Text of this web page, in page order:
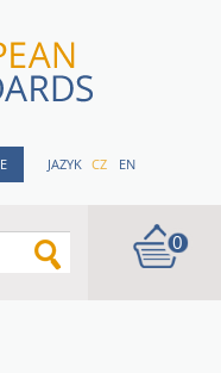
JAZYK CZ EN
0